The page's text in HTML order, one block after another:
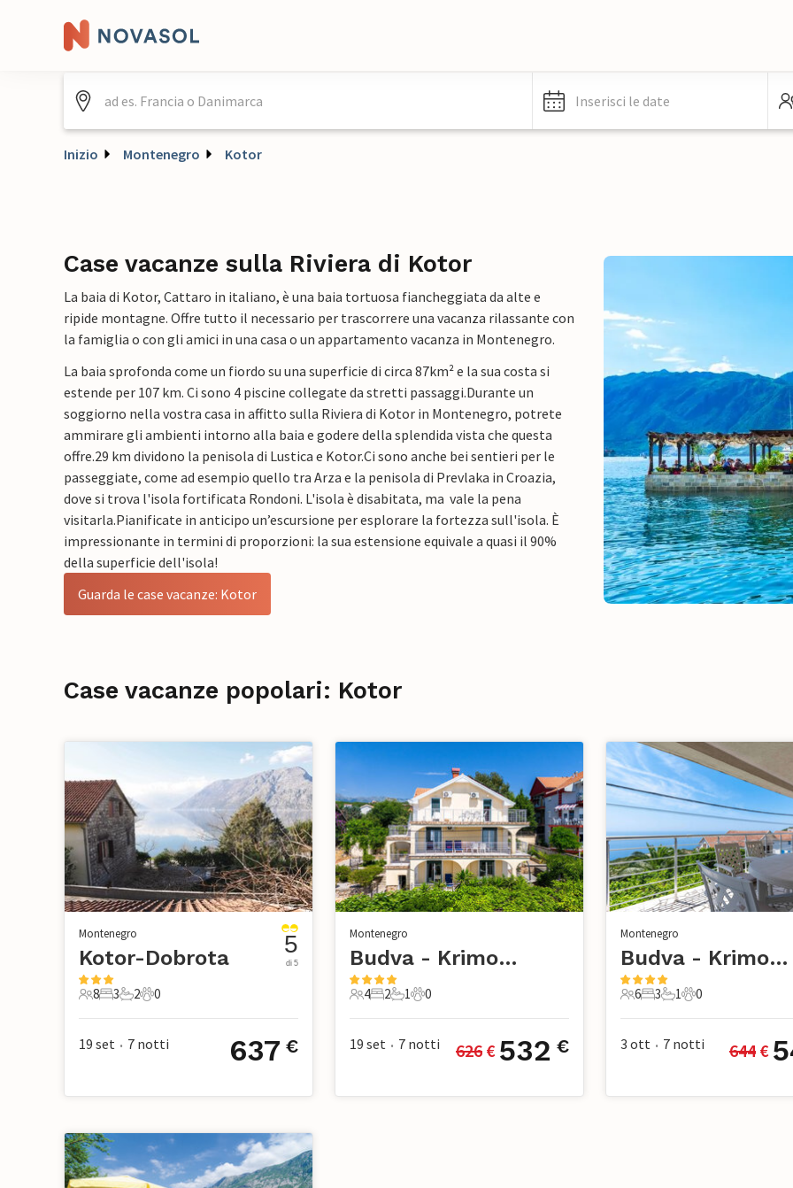
Inserisci le date
Inizio Montenegro Kotor
Case vacanze sulla Riviera di Kotor
La baia di Kotor, Cattaro in italiano, è una baia tortuosa fiancheggiata da alte e
ripide montagne. Offre tutto il necessario per trascorrere una vacanza rilassante con
la famiglia o con gli amici in una casa o un appartamento vacanza in Montenegro.
La baia sprofonda come un fiordo su una superficie di circa 87km² e la sua costa si
estende per 107 km. Ci sono 4 piscine collegate da stretti passaggi.Durante un
soggiorno nella vostra casa in affitto sulla Riviera di Kotor in Montenegro, potrete
ammirare gli ambienti intorno alla baia e godere della splendida vista che questa
offre.29 km dividono la penisola di Lustica e Kotor.Ci sono anche bei sentieri per le
passeggiate, come ad esempio quello tra Arza e la penisola di Prevlaka in Croazia,
dove si trova l'isola fortificata Rondoni. L'isola è disabitata, ma vale la pena
visitarla.Pianificate in anticipo un’escursione per esplorare la fortezza sull'isola. È
impressionante in termini di proporzioni: la sua estensione equivale a quasi il 90%
della superficie dell'isola!
Guarda le case vacanze: Kotor
Case vacanze popolari: Kotor
Montenegro
Kotor-Dobrota
8 Ospiti
8
3 Camere da letto
3
2 Bagni
2
0 Animali domestici
0
5
di 5
19 set • 7 notti 637 €
Montenegro
Budva - Krimovice
4 Ospiti
4
2 Camere da letto
2
1 Bagno
1
0 Animali domestici
0
19 set • 7 notti 626 € 532 €
Montenegro
Budva - Krimovice
6 Ospiti
6
3 Camere da letto
3
1 Bagno
1
0 Animali domestici
0
3 ott • 7 notti 644 €